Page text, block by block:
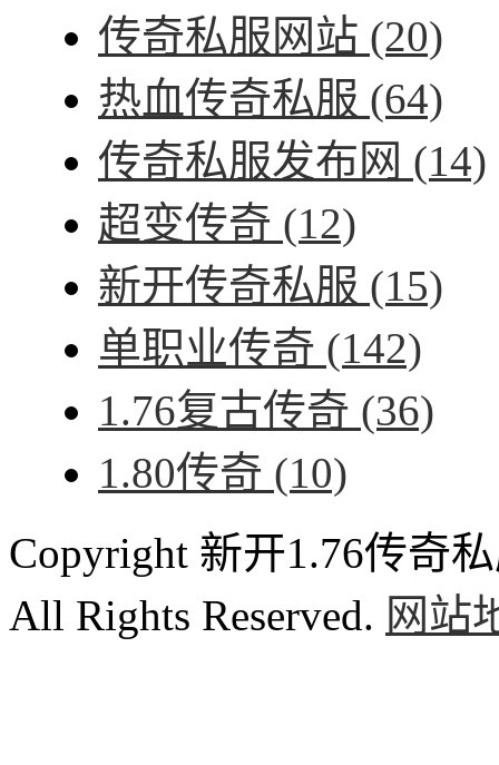
传奇私服网站 (20)
热血传奇私服 (64)
传奇私服发布网 (14)
超变传奇 (12)
新开传奇私服 (15)
单职业传奇 (142)
1.76复古传奇 (36)
1.80传奇 (10)
Copyright 新开1.76传奇
All Rights Reserved. 网站